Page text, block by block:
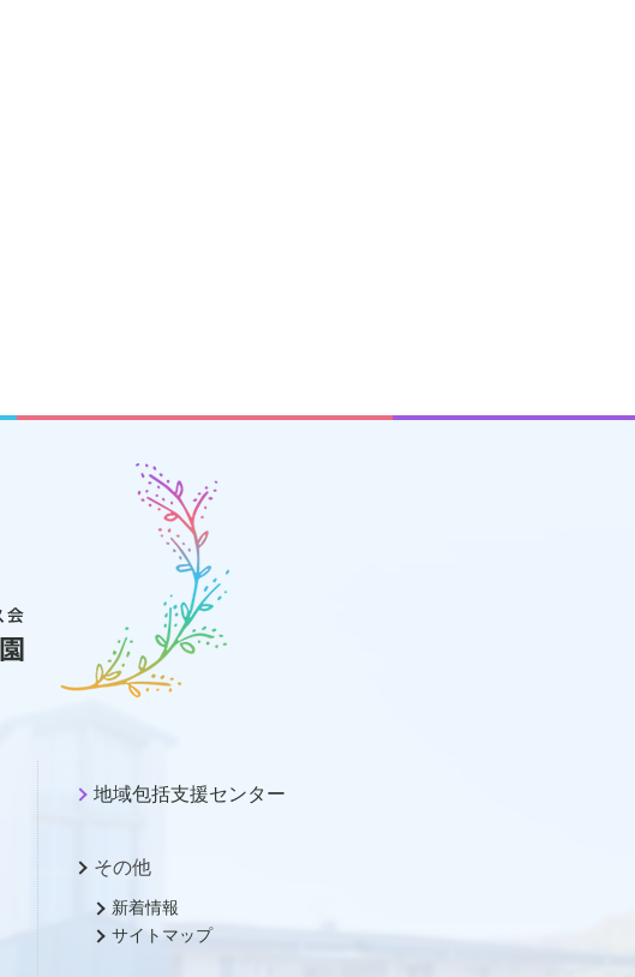
地域包括支援センター
その他
新着情報
サイトマップ